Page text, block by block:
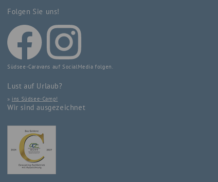
Folgen Sie uns!
Südsee-Caravans auf SocialMedia folgen.
Lust auf Urlaub?
» ins Südsee-Camp!
Wir sind ausgezeichnet